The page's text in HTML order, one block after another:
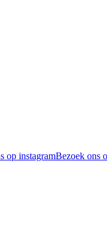
op instagramBezoek ons